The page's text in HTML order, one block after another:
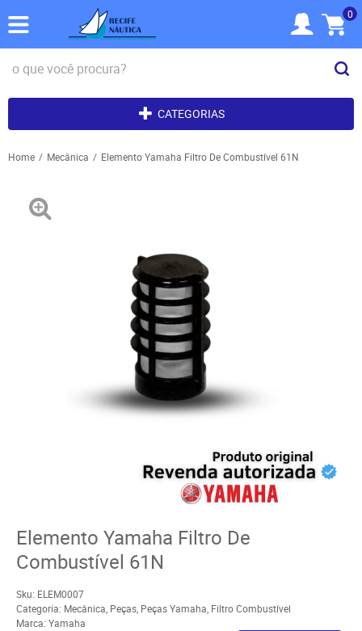
0
CATEGORIAS
Home Mecânica Elemento Yamaha Filtro De Combustível 61N
Elemento Yamaha Filtro De
Combustível 61N
Sku: ELEM0007
Categoria: Mecânica, Peças, Peças Yamaha, Filtro Combustível
Marca: Yamaha